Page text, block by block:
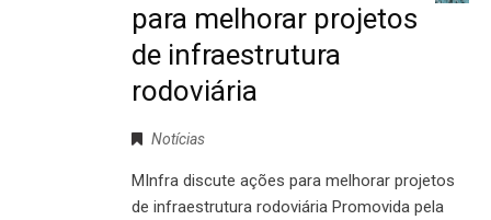
para melhorar projetos
de infraestrutura
rodoviária
Notícias
MInfra discute ações para melhorar projetos
de infraestrutura rodoviária Promovida pela